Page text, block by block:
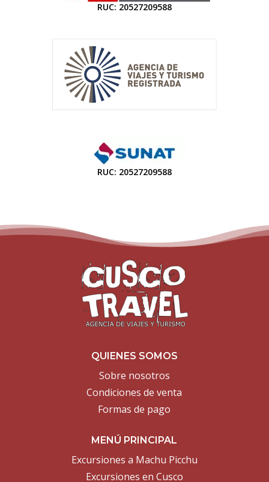
RUC: 20527209588
RUC: 20527209588
QUIENES SOMOS
Sobre nosotros
Condiciones de venta
Formas de pago
MENÚ PRINCIPAL
Excursiones a Machu Picchu
Excursiones en Cusco